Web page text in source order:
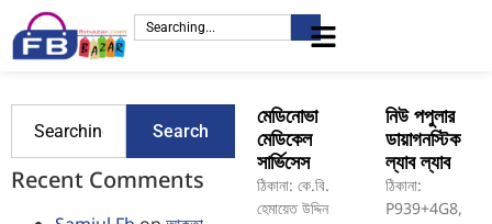
Search
Recent Comments
মেডিনোভা
মেডিকেল
সার্ভিসেস
ঠিকানা: কে.বি.
হেমায়েত উদ্দিন
নিউ পপুলার
ডায়াগনস্টিক
ল্যাব ল্যাব
ঠিকানা:
P939+4G8,